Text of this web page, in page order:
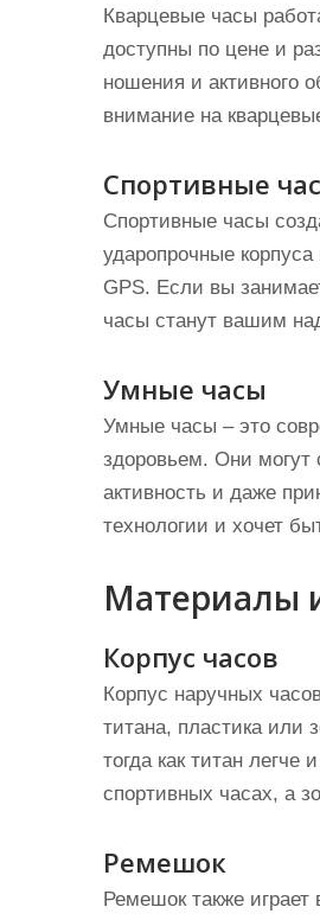
Кварцевые часы
доступны по цене и
ношения и активного
внимание на
Спортивные
Спортивные часы
ударопрочные
GPS. Если вы
часы станут вашим
Умные часы
Умные часы – это
здоровьем. Они
активность и даже
технологии и хочет
Материалы
Корпус часов
Корпус наручных
титана, пластика или
тогда как титан
спортивных часах, а
Ремешок
Ремешок также